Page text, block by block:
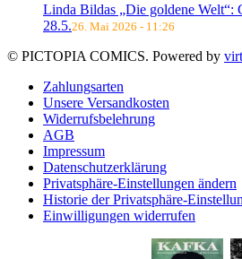
Linda Bildas „Die goldene Welt“:
28.5.26. Mai 2026 - 11:26
© PICTOPIA COMICS. Powered by
Zahlungsarten
Unsere Versandkosten
Widerrufsbelehrung
AGB
Impressum
Datenschutzerklärung
Privatsphäre-Einstellungen ändern
Historie der Privatsphäre-
Einwilligungen widerrufen